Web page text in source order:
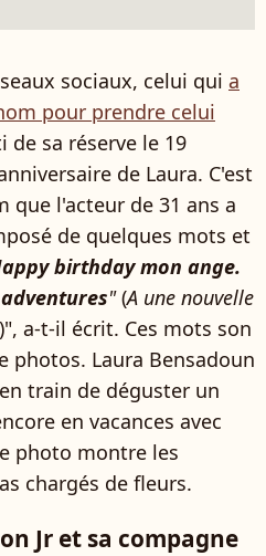
sociaux, celui qui a
pour prendre celui
de sa réserve le 19
de Laura. C'est
que l'acteur de 31 ans a
de quelques mots et
birthday mon ange.
"(A une nouvelle
)", a-t-il écrit. Ces mots son
photos. Laura Bensadoun
train de déguster un
en vacances avec
photo montre les
chargés de fleurs.
Jr et sa compagne